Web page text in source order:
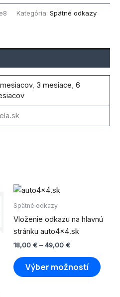
Kategória: Spätné odkazy
mesiacov, 3 mesiace 6
Spätné odkazy
Vloženie odkazu na hlavnú
stránku auto4x4.sk
18,00 € – 49,00 €
49,00 €
Výber možností
si